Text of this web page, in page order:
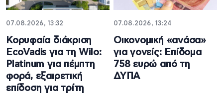
07.08.2026, 13:32
Κορυφαία διάκριση
EcoVadis για τη Wilo:
Platinum για πέμπτη
φορά, εξαιρετική
επίδοση για τρίτη
07.08.2026, 13:24
Oικονομική «ανάσα»
για γονείς: Επίδομα
758 ευρώ από τη
ΔΥΠΑ